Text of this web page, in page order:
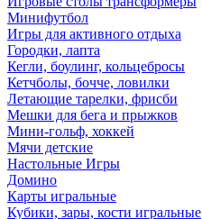
Минифутбол
Игры для активного отдыха
Городки, лапта
Кегли, боулинг, кольцебросы
Кетчболы, бочче, ловилки
Летающие тарелки, фрисби
Мешки для бега и прыжков
Мини-гольф, хоккей
Мячи детские
Настольные Игры
Домино
Карты игральные
Кубики, зары, кости игральные